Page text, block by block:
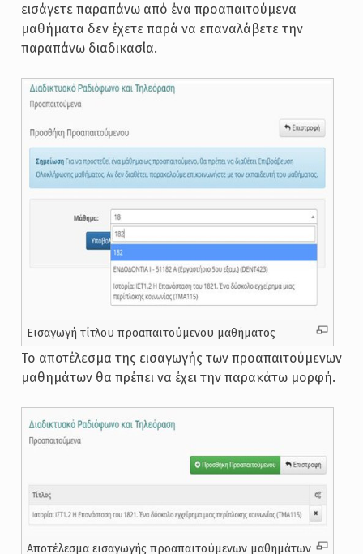
εισάγετε παραπάνω από ένα προαπαιτούμενα
μαθήματα δεν έχετε παρά να επαναλάβετε την
παραπάνω διαδικασία.
Εισαγωγή τίτλου προαπαιτούμενου μαθήματος
Το αποτέλεσμα της εισαγωγής των προαπαιτούμενων
μαθημάτων θα πρέπει να έχει την παρακάτω μορφή.
Αποτέλεσμα εισαγωγής προαπαιτούμενων μαθημάτων